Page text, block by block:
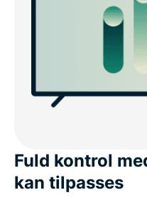
Fuld kontrol
kan tilpasses